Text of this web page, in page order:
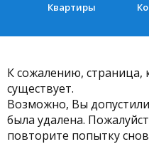
Квартиры
К сожалению,
существует.
Возможно, Вы
была удалена.
повторите попытку